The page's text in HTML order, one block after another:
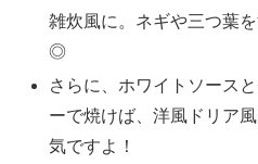
雑炊風に。ネギや三つ葉
◎
さらに、ホワイトソース
ーで焼けば、洋風ドリア
気ですよ！